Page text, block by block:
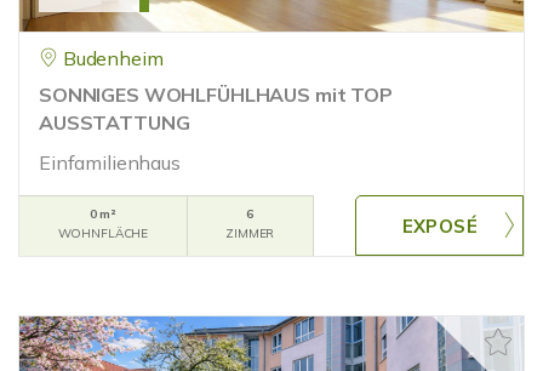
Budenheim
SONNIGES WOHLFÜHLHAUS mit TOP
AUSSTATTUNG
Einfamilienhaus
0 m²
WOHNFLÄCHE
6
ZIMMER